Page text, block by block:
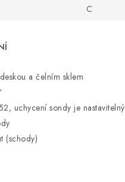
C
a čelním sklem
uchycení sondy je nastavitelný
(schody)